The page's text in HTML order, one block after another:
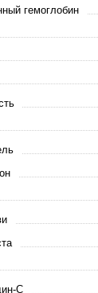
гемоглобин
С